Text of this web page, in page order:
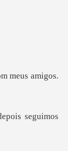
0
meus amigos.
seguimos